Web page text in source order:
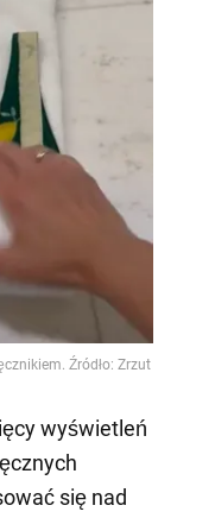
wyświetleń
się nad